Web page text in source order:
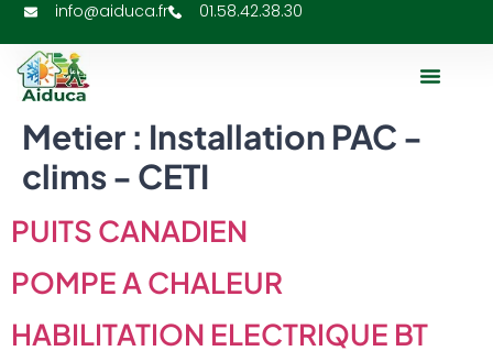
info@aiduca.fr 01.58.42.38.30
Metier : Installation PAC -
clims - CETI
PUITS CANADIEN
POMPE A CHALEUR
HABILITATION ELECTRIQUE BT